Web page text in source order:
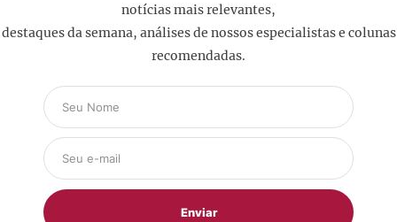
notícias mais relevantes,
destaques da semana, análises de nossos especialistas e colunas
recomendadas.